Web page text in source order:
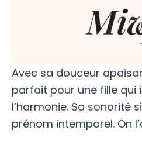
Avec sa douceur
parfait pour une fille qui
l’harmonie. Sa sonorité
prénom intemporel. On